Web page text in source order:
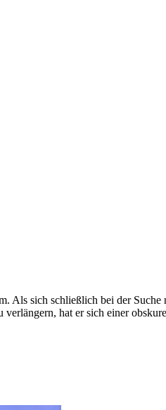
Als sich schließlich bei der
hat er sich einer